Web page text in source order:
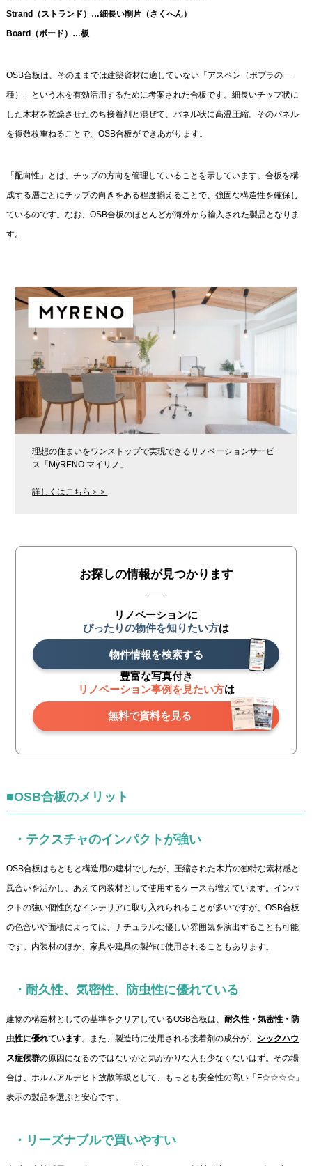
Strand（ストランド）…細長い削片（さくへん）
Board（ボード）…板
OSB合板は、そのままでは建築資材に適していない「アスペン（ポプラの一
種）」という木を有効活用するために考案された合板です。細長いチップ状に
した木材を乾燥させたのち接着剤と混ぜて、パネル状に高温圧縮。そのパネル
を複数枚重ねることで、OSB合板ができあがります。
「配向性」とは、チップの方向を管理していることを示しています。合板を構
成する層ごとにチップの向きをある程度揃えることで、強固な構造性を確保し
ているのです。なお、OSB合板のほとんどが海外から輸入された製品となりま
す。
理想の住まいをワンストップで実現できるリノベーションサービ
ス「MyRENO マイリノ」
詳しくはこちら＞＞
お探しの情報が見つかります
リノベーションに
ぴったりの物件を知りたい方は
物件情報を検索する
豊富な写真付き
リノベーション事例を見たい方は
無料で資料を見る
■OSB合板のメリット
・テクスチャのインパクトが強い
OSB合板はもともと構造用の建材でしたが、圧縮された木片の独特な素材感と
風合いを活かし、あえて内装材として使用するケースも増えています。インパ
クトの強い個性的なインテリアに取り入れられることが多いですが、OSB合板
の色合いや面積によっては、ナチュラルな優しい雰囲気を演出することも可能
です。内装材のほか、家具や建具の製作に使用されることもあります。
・耐久性、気密性、防虫性に優れている
建物の構造材としての基準をクリアしているOSB合板は、耐久性・気密性・防
虫性に優れています。また、製造時に使用される接着剤の成分が、 シックハウ
ス症候群の原因になるのではないかと気がかりな人も少なくないはず。その場
合は、ホルムアルデヒト放散等級として、もっとも安全性の高い「F☆☆☆☆」
表示の製品を選ぶと安心です。
・リーズナブルで買いやすい